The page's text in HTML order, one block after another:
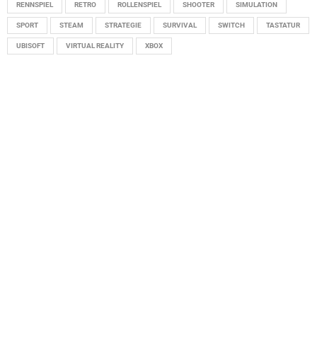
RENNSPIEL RETRO ROLLENSPIEL SHOOTER SIMULATION
SPORT STEAM STRATEGIE SURVIVAL SWITCH TASTATUR
UBISOFT VIRTUAL REALITY XBOX